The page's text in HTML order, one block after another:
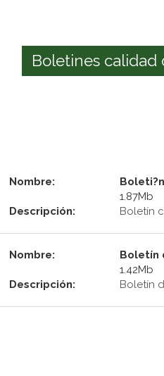
Boletines calidad
Nombre:
1.87Mb
Descripción:
Boletín
Nombre:
Boletín
1.42Mb
Descripción:
Boletín